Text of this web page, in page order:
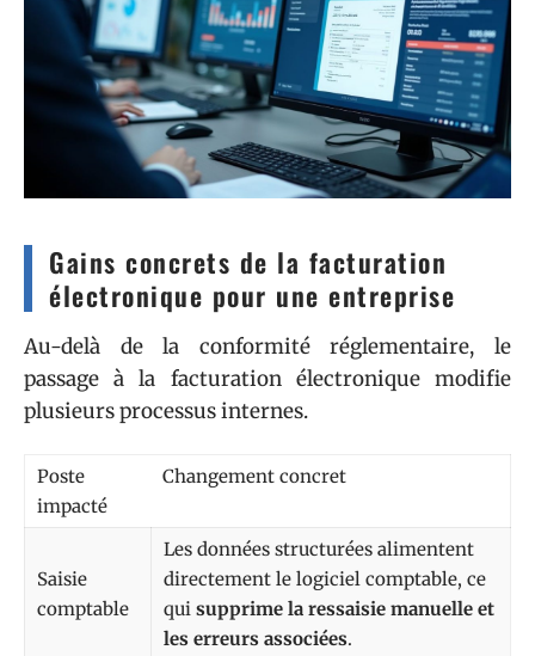
Gains concrets de la facturation
électronique pour une entreprise
Au-delà de la conformité réglementaire, le
passage à la facturation électronique modifie
plusieurs processus internes.
Poste
impacté
Changement concret
Saisie
comptable
Les données structurées alimentent
directement le logiciel comptable, ce
qui supprime la ressaisie manuelle et
les erreurs associées.